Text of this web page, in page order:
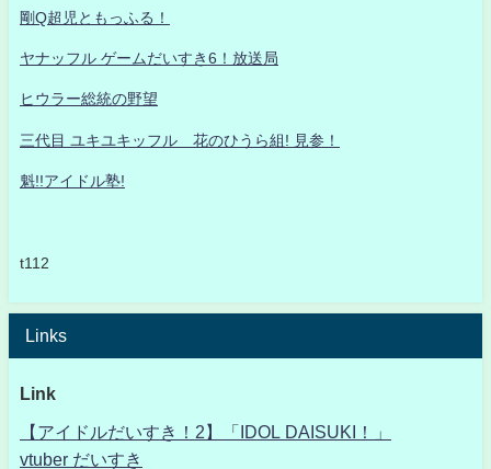
剛Q超児ともっふる！
ヤナッフル ゲームだいすき6！放送局
ヒウラー総統の野望
三代目 ユキユキッフル 花のひうら組! 見参！
魁!!アイドル塾!
t112
Links
Link
【アイドルだいすき！2】「IDOL DAISUKI！」
vtuber だいすき